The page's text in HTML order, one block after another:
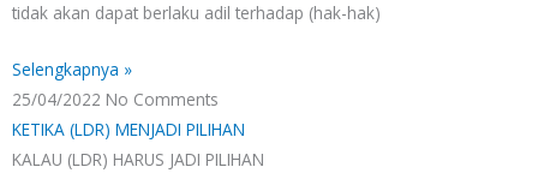
tidak akan dapat berlaku adil terhadap (hak-hak)
Selengkapnya »
25/04/2022 No Comments
KETIKA (LDR) MENJADI PILIHAN
KALAU (LDR) HARUS JADI PILIHAN